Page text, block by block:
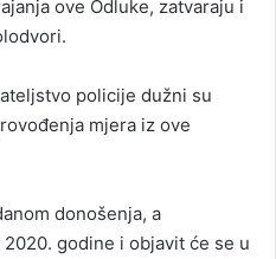
ove Odluke, zatvaraju i
policije dužni su
mjera iz ove
donošenja, a
godine i objavit će se u